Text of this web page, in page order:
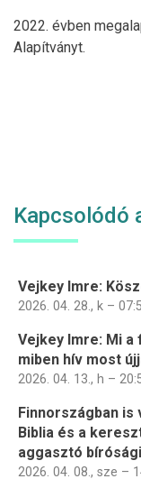
2022. évben
Alapítványt.
Kapcsolódó
Vejkey Imre:
2026. 04. 28., k –
Vejkey Imre: Mi
miben hív most
2026. 04. 13., h –
Finnországban is
Biblia és a
aggasztó
2026. 04. 08., sze –